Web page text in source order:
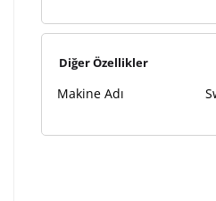
Diğer Özellikler
Makine Adı